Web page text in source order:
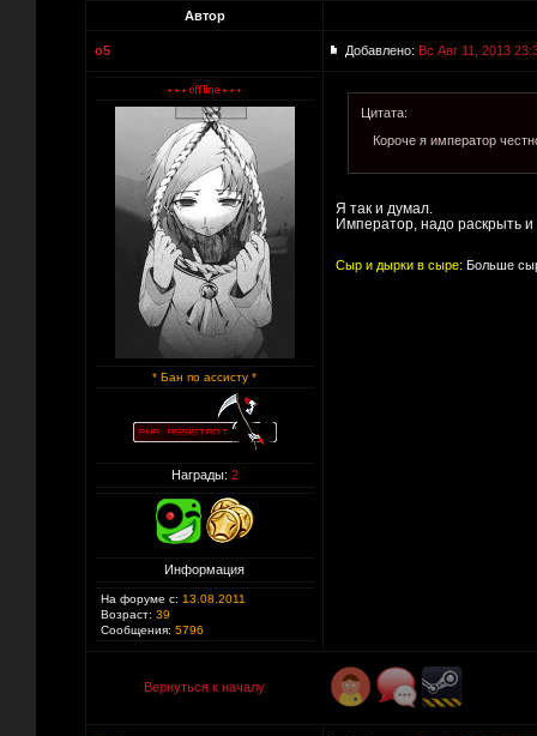
Автор
o5 Добавлено: Вс Авг 11, 2013
* Бан по ассисту *
Награды: 2
Информация
На форуме с: 13.08.2011
Возраст: 39
Сообщения: 5796
Цитата:
Короче я император
Я так и думал.
Император, надо раскрыть
Сыр и дырки в сыре: Больше
Вернуться к началу